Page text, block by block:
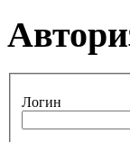
Логин